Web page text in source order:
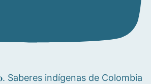
Saberes indígenas de Colombia